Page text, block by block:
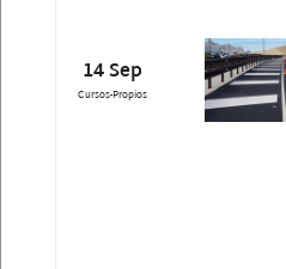
14 Sep
Cursos-Propios